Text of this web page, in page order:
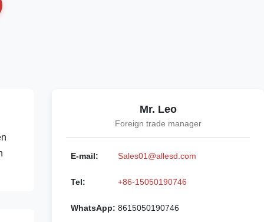
Mr. Leo
Foreign trade manager
E-mail: Sales01@allesd.com
Tel: +86-15050190746
WhatsApp: 8615050190746